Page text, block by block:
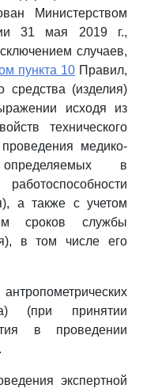
Министерством
31 мая 2019 г.,
случаев,
пункта 10 Правил,
средства (изделия)
исходя из
технического
медико-
определяемых в
а также с учетом
сроков службы
в том числе его
(при принятии
в проведении
экспертной